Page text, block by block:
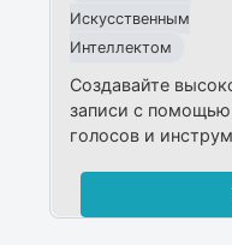
Искусственным
Интеллектом
Создавайте
записи с помощью
голосов и